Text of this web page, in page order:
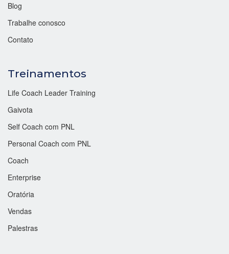
Blog
Trabalhe conosco
Contato
Treinamentos
Life Coach Leader Training
Gaivota
Self Coach com PNL
Personal Coach com PNL
Coach
Enterprise
Oratória
Vendas
Palestras